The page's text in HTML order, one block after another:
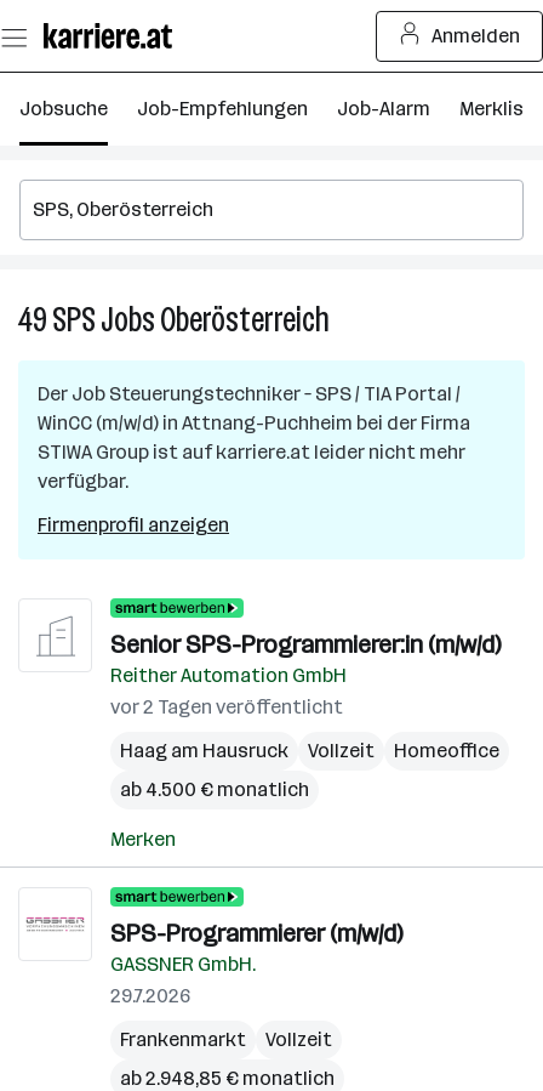
Seiteninhalt
springen
Anmelden
Jobsuche Job-Empfehlungen Job-Alarm Merkliste
49SPSJobsOberösterreich
in
Oberösterreich
Der Job Steuerungstechniker – SPS / TIA Portal /
WinCC (m/w/d) in Attnang-Puchheim bei der Firma
STIWA Group ist auf karriere.at leider nicht mehr
verfügbar.
Firmenprofil anzeigen
Senior SPS-Program­mierer:in (m/w/d)
Reither Automation GmbH
vor 2 Tagen veröffentlicht
Haag am Hausruck
Vollzeit
Homeoffice
ab 4.500 € monatlich
Merken
SPS-Programmierer (m/w/d)
GASSNER GmbH.
29.7.2026
Frankenmarkt
Vollzeit
ab 2.948,85 € monatlich